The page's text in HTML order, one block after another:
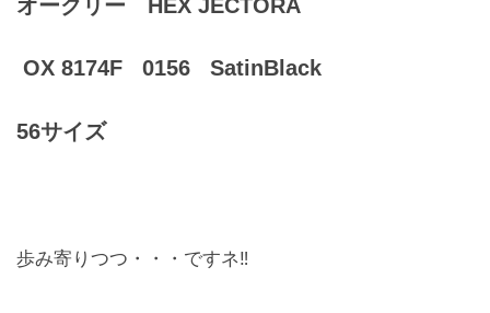
オークリー HEX JECTORA
OX 8174F 0156 SatinBlack
56サイズ
歩み寄りつつ・・・ですネ‼️